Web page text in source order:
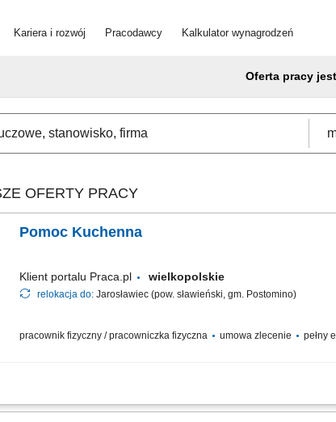
Kariera i rozwój Pracodawcy Kalkulator wynagrodzeń
Oferta pracy
OFERTY PRACY
Pomoc Kuchenna
Klient portalu Praca.pl wielkopolskie
relokacja do: Jarosławiec (pow. sławieński, gm. Postomino)
pracownik fizyczny / pracowniczka fizyczna umowa zlecenie pełny
pomoc w przygotowaniu posiłków, przestrzeganie HACCP, utrzymanie